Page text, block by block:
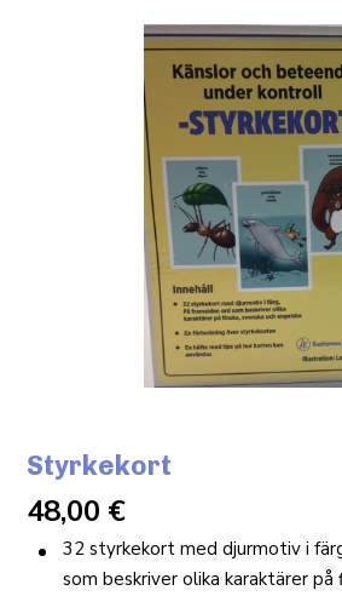
Styrkekort
48,00 €
32 styrkekort med djurmotiv i
som beskriver olika karaktärer på